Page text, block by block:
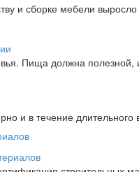
и сборке мебели
Пища должна
и в течение